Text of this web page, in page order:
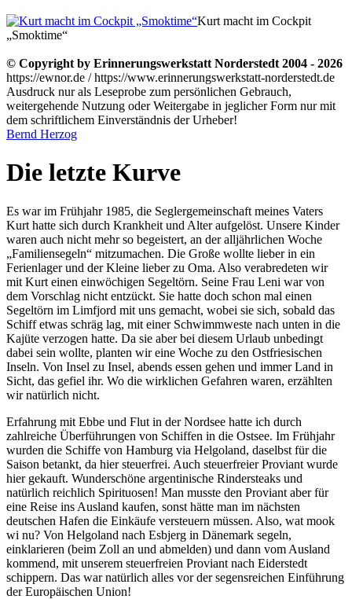
Kurt macht im Cockpit
„Smoktime“
© Copyright by Erinnerungswerkstatt Norderstedt 2004 - 2026
https://ewnor.de / https://www.erinnerungswerkstatt-norderstedt.de
Ausdruck nur als Leseprobe zum persönlichen Gebrauch,
weitergehende Nutzung oder Weitergabe in jeglicher Form nur mit
dem schriftlichem Einverständnis der Urheber!
Bernd Herzog
Die letzte Kurve
Es war im Frühjahr 1985, die Seglergemeinschaft meines Vaters
Kurt hatte sich durch Krankheit und Alter aufgelöst. Unsere Kinder
waren auch nicht mehr so begeistert, an der alljährlichen Woche
Familiensegeln
mitzumachen. Die Große wollte lieber in ein
Ferienlager und der Kleine lieber zu Oma. Also verabredeten wir
mit Kurt einen einwöchigen Segeltörn. Seine Frau Leni war von
dem Vorschlag nicht entzückt. Sie hatte doch schon mal einen
Segeltörn im Limfjord mit uns gemacht, wobei sie sich, sobald das
Schiff etwas schräg lag, mit einer Schwimmweste nach unten in die
Kajüte verzogen hatte. Da sie aber bei diesem Urlaub unbedingt
dabei sein wollte, planten wir eine Woche zu den Ostfriesischen
Inseln. Von Insel zu Insel, abends essen gehen und immer Land in
Sicht, das gefiel ihr. Wo die wirklichen Gefahren waren, erzählten
wir natürlich nicht.
Erfahrung mit Ebbe und Flut in der Nordsee hatte ich durch
zahlreiche Überführungen von Schiffen in die Ostsee. Im Frühjahr
wurden die Schiffe von Hamburg via Helgoland, daselbst für die
Saison betankt, da hier steuerfrei. Auch steuerfreier Proviant wurde
hier gekauft. Wunderschöne argentinische Rindersteaks und
natürlich reichlich Spirituosen! Man musste den Proviant aber für
eine Reise ins Ausland kaufen, sonst hätte man im nächsten
deutschen Hafen die Einkäufe versteuern müssen. Also, wat mook
wi nu? Von Helgoland nach Esbjerg in Dänemark segeln,
einklarieren (beim Zoll an und abmelden) und dann vom Ausland
kommend, mit unserem steuerfreien Proviant nach Eiderstedt
schippern. Das war natürlich alles vor der segensreichen Einführung
der Europäischen Union!